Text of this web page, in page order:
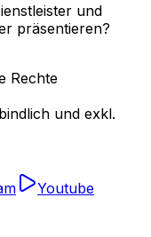
und
präsentieren?
Rechte
und exkl.
Youtube